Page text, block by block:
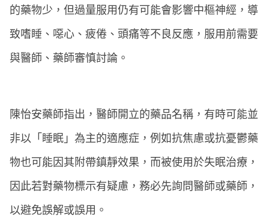
的藥物少，但過量服用仍有可能會影響中樞神經，導
致嗜睡、噁心、疲倦、頭痛等不良反應，服用前需要
與醫師、藥師審慎討論。
陳怡安藥師指出，醫師開立的藥品名稱，有時可能並
非以「睡眠」為主的適應症，例如抗焦慮或抗憂鬱藥
物也可能因其附帶鎮靜效果，而被使用於失眠治療，
因此若對藥物標示有疑慮，務必先詢問醫師或藥師，
以避免誤解或誤用。